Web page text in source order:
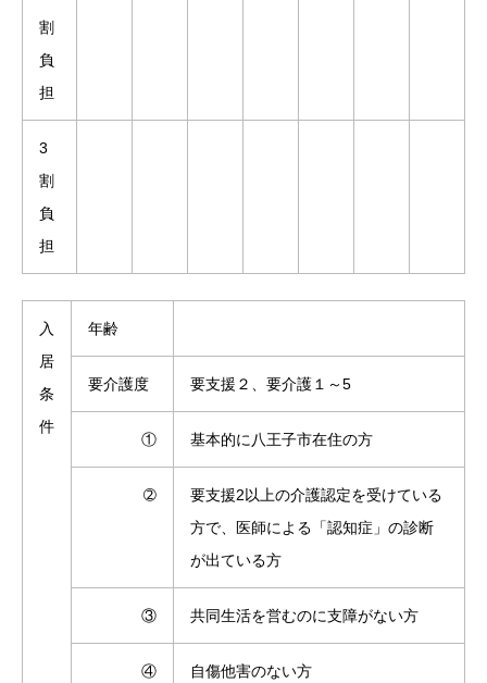
割
負
担
3
割
負
担
入
居
条
件
年齢
要介護度 要支援２、要介護１～5
① 基本的に八王子市在住の方
➁
要支援2以上の介護認定を受けている
方で、医師による「認知症」の診断
が出ている方
③ 共同生活を営むのに支障がない方
④ 自傷他害のない方